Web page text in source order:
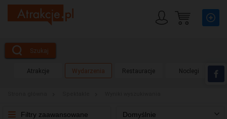
Szukaj
Atrakcje Wydarzenia Restauracje Noclegi
Filtry zaawansowane Domyślnie